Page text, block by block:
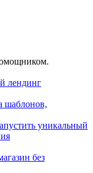
лендинг
шаблонов,
уникальный
без